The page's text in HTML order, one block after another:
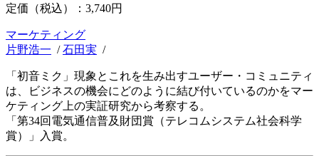
定価（税込）： 3,740円
マーケティング
片野浩一 /石田実 /
「初音ミク」現象とこれを生み出すユーザー・コミュニティ
は、ビジネスの機会にどのように結び付いているのかをマー
ケティング上の実証研究から考察する。
「第34回電気通信普及財団賞（テレコムシステム社会科学
賞）」入賞。